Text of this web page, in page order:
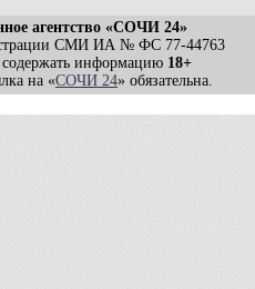
агентство «СОЧИ 24»
СМИ ИА № ФС 77-44763
содержать информацию 18+
на «СОЧИ 24» обязательна.